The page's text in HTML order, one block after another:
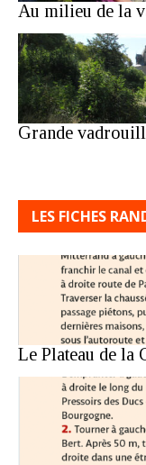
Au milieu de la
Grande
LES FICHES
Le Plateau de la